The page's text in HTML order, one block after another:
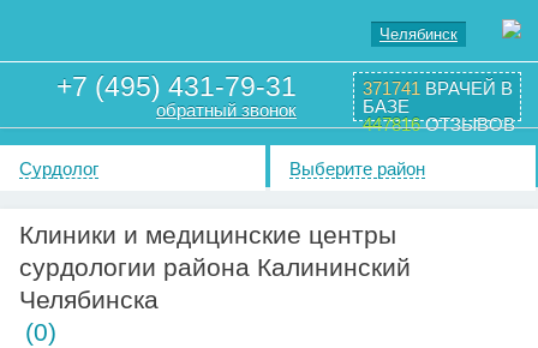
Челябинск
+7 (495) 431-79-31
обратный звонок
371741 ВРАЧЕЙ В
БАЗЕ
447816ОТЗЫВОВ
Сурдолог Выберите район
Клиники и медицинские центры
сурдологии района Калининский
Челябинска
(0)